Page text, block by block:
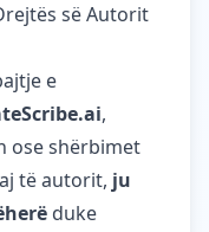
së Autorit
e
,
ose shërbimet
të autorit, ju
duke